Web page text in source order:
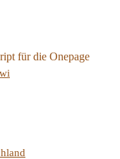
für die Onepage